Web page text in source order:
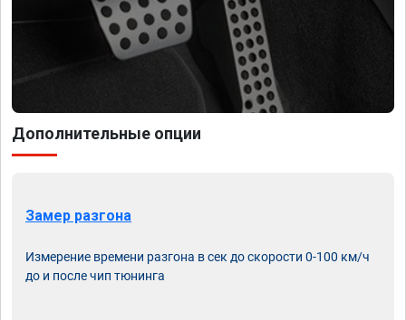
Дополнительные опции
Замер разгона
Измерение времени разгона в сек до скорости 0-100 км/ч
до и после чип тюнинга